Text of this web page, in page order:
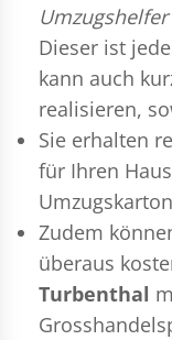
Dieser ist
kann auch
realisieren,
Sie erhalten
für Ihren
Zudem
überaus
Turbenthal